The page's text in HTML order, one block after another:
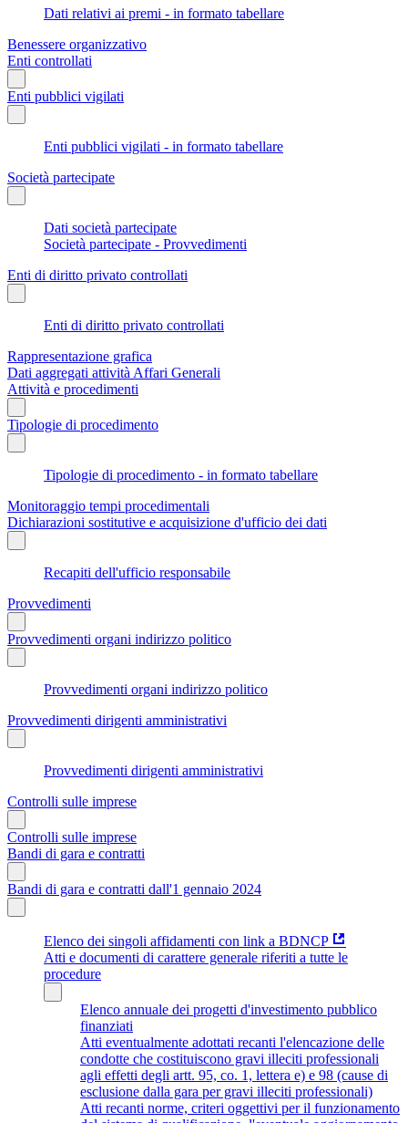
Dati relativi ai premi - in formato tabellare
Benessere organizzativo
Enti controllati
Enti pubblici vigilati
Enti pubblici vigilati - in formato tabellare
Società partecipate
Dati società partecipate
Società partecipate - Provvedimenti
Enti di diritto privato controllati
Enti di diritto privato controllati
Rappresentazione grafica
Dati aggregati attività Affari Generali
Attività e procedimenti
Tipologie di procedimento
Tipologie di procedimento - in formato tabellare
Monitoraggio tempi procedimentali
Dichiarazioni sostitutive e acquisizione d'ufficio dei dati
Recapiti dell'ufficio responsabile
Provvedimenti
Provvedimenti organi indirizzo politico
Provvedimenti organi indirizzo politico
Provvedimenti dirigenti amministrativi
Provvedimenti dirigenti amministrativi
Controlli sulle imprese
Controlli sulle imprese
Bandi di gara e contratti
Bandi di gara e contratti dall'1 gennaio 2024
Elenco dei singoli affidamenti con link a BDNCP
Atti e documenti di carattere generale riferiti a tutte le
procedure
Elenco annuale dei progetti d'investimento pubblico
finanziati
Atti eventualmente adottati recanti l'elencazione delle
condotte che costituiscono gravi illeciti professionali
agli effetti degli artt. 95, co. 1, lettera e) e 98 (cause di
esclusione dalla gara per gravi illeciti professionali)
Atti recanti norme, criteri oggettivi per il funzionamento